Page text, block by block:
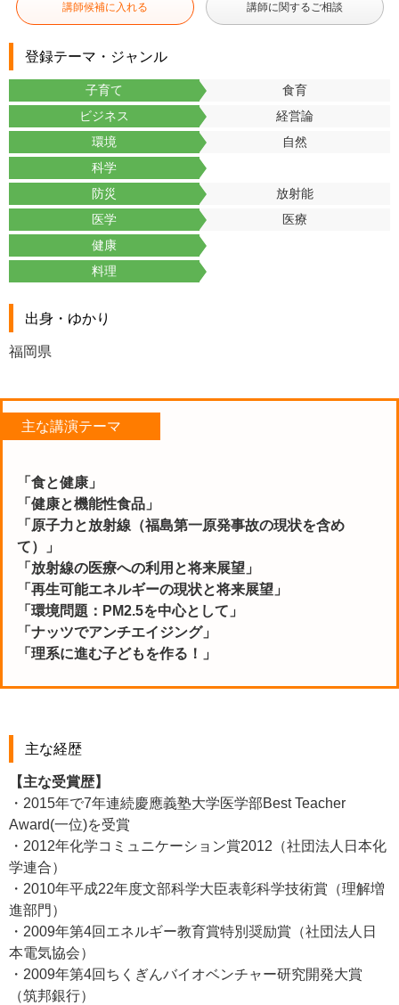
講師候補に入れる 講師に関するご相談
登録テーマ・ジャンル
子育て
食育
ビジネス
経営論
環境
自然
科学
防災
放射能
医学
医療
健康
料理
出身・ゆかり
福岡県
主な講演テーマ
「食と健康」
「健康と機能性食品」
「原子力と放射線（福島第一原発事故の現状を含め
て）」
「放射線の医療への利用と将来展望」
「再生可能エネルギーの現状と将来展望」
「環境問題：PM2.5を中心として」
「ナッツでアンチエイジング」
「理系に進む子どもを作る！」
主な経歴
【主な受賞歴】
・2015年で7年連続慶應義塾大学医学部Best Teacher
Award(一位)を受賞
・2012年化学コミュニケーション賞2012（社団法人日本化
学連合）
・2010年平成22年度文部科学大臣表彰科学技術賞（理解増
進部門）
・2009年第4回エネルギー教育賞特別奨励賞（社団法人日
本電気協会）
・2009年第4回ちくぎんバイオベンチャー研究開発大賞
（筑邦銀行）